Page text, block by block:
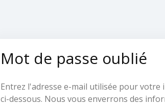
Mot de passe oublié
Entrez l'adresse e-mail utilisée pour votre
ci-dessous. Nous vous enverrons des